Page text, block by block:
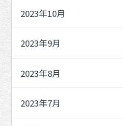
2023年10月
2023年9月
2023年8月
2023年7月